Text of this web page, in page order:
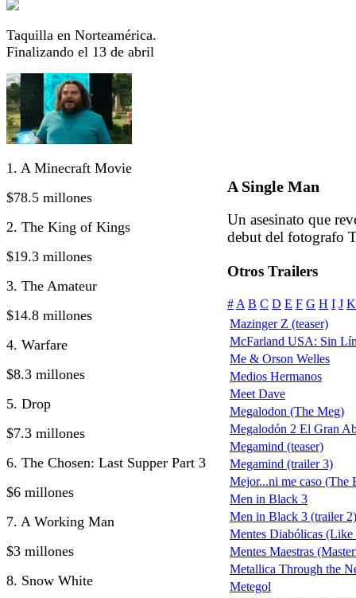
Taquilla en Norteamérica.
Finalizando el 13 de abril
1. A Minecraft Movie
$78.5 millones
2. The King of Kings
$19.3 millones
3. The Amateur
$14.8 millones
4. Warfare
$8.3 millones
5. Drop
$7.3 millones
6. The Chosen: Last Supper Part 3
$6 millones
7. A Working Man
$3 millones
8. Snow White
A Single Man
Un asesinato que
debut del fotografo
Otros Trailers
# A B C D E F G H I J K
Mazinger Z (teaser)
McFarland USA: Sin
Me & Orson Welles
Medios Hermanos
Meet Dave
Megalodon (The Meg)
Megalodón 2 El Gran
Megamind (teaser)
Megamind (trailer 3)
Mejor...ni me caso (The
Men in Black 3
Men in Black 3 (trailer 2)
Mentes Diabólicas
Mentes Maestras
Metallica Through the
Metegol